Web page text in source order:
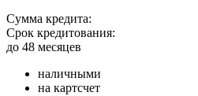
Сумма кредита:
Срок кредитования:
до 48 месяцев
наличными
на картсчет